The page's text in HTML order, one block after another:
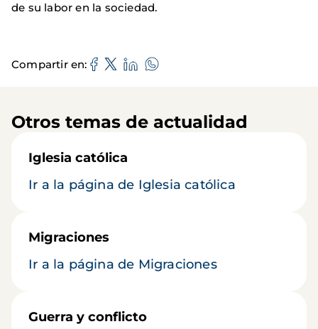
de su labor en la sociedad.
Compartir en
Otros temas de actualidad
Iglesia católica
Ir a la página de Iglesia católica
Migraciones
Ir a la página de Migraciones
Guerra y conflicto